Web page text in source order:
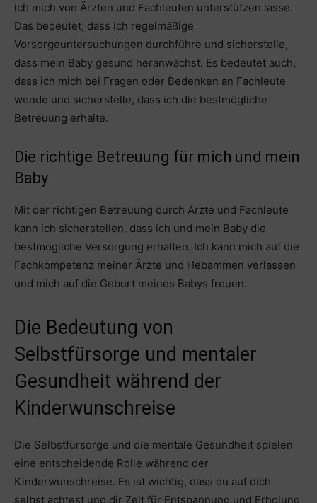
ich mich von Ärzten und Fachleuten unterstützen lasse.
Das bedeutet, dass ich regelmäßige
Vorsorgeuntersuchungen durchführe und sicherstelle,
dass mein Baby gesund heranwächst. Es bedeutet auch,
dass ich mich bei Fragen oder Bedenken an Fachleute
wende und sicherstelle, dass ich die bestmögliche
Betreuung erhalte.
Die richtige Betreuung für mich und mein
Baby
Mit der richtigen Betreuung durch Ärzte und Fachleute
kann ich sicherstellen, dass ich und mein Baby die
bestmögliche Versorgung erhalten. Ich kann mich auf die
Fachkompetenz meiner Ärzte und Hebammen verlassen
und mich auf die Geburt meines Babys freuen.
Die Bedeutung von
Selbstfürsorge und mentaler
Gesundheit während der
Kinderwunschreise
Die Selbstfürsorge und die mentale Gesundheit spielen
eine entscheidende Rolle während der
Kinderwunschreise. Es ist wichtig, dass du auf dich
selbst achtest und dir Zeit für Entspannung und Erholung